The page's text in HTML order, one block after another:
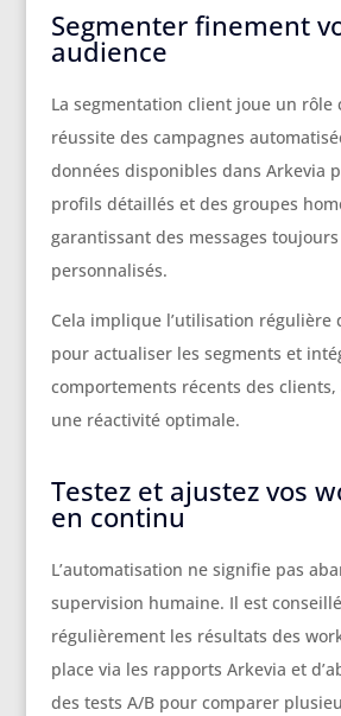
Segmenter finement
audience
La segmentation client joue un rôle
réussite des campagnes
données disponibles dans Arkevia
profils détaillés et des groupes
garantissant des messages
personnalisés.
Cela implique l’utilisation régulière
pour actualiser les segments et
comportements récents des
une réactivité optimale.
Testez et ajustez vos
en continu
L’automatisation ne signifie pas
supervision humaine. Il est
régulièrement les résultats des
place via les rapports Arkevia et
des tests A/B pour comparer